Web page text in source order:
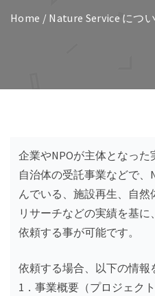
Home / Nature Service につ
企業やNPOが主体となっ
自治体の受託事業などで、
んでいる、施設再生、自
リサーチなどの実績を基
依頼する事が可能です。
依頼する場合、以下の情報
1．事業概要（プロジェク